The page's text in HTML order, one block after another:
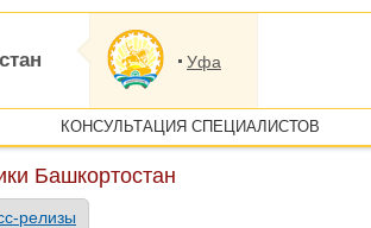
Уфа
КОНСУЛЬТАЦИЯ СПЕЦИАЛИСТОВ
Башкортостан
релизы